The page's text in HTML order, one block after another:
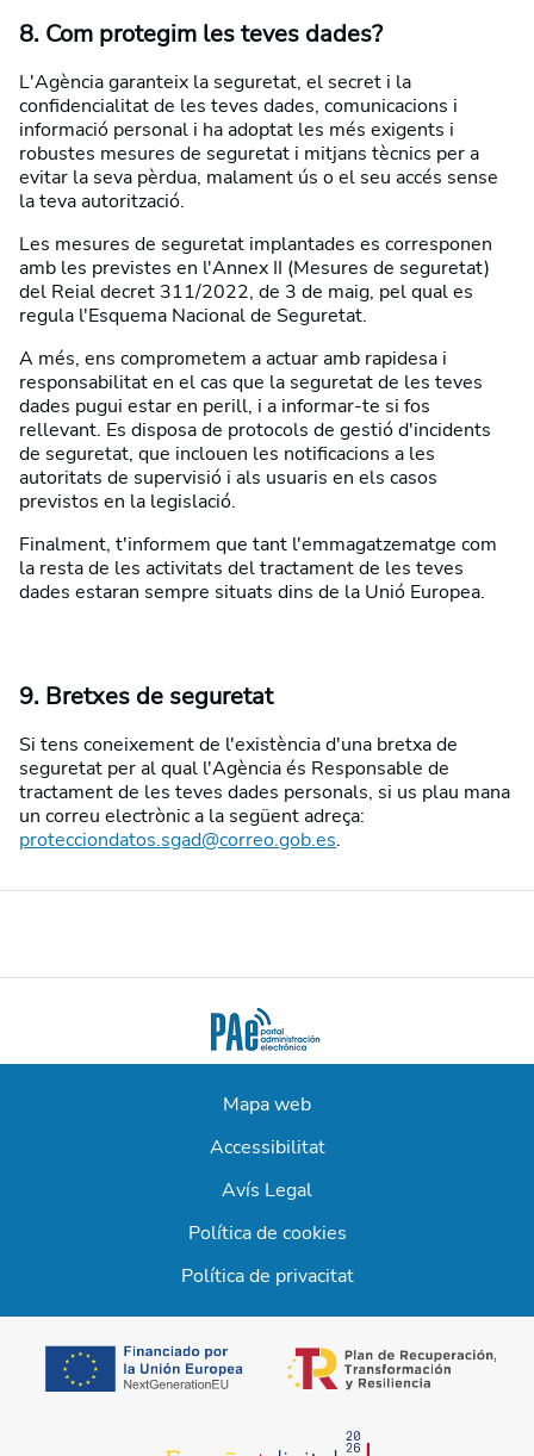
8. Com protegim les teves dades?
L'Agència garanteix la seguretat, el secret i la
confidencialitat de les teves dades, comunicacions i
informació personal i ha adoptat les més exigents i
robustes mesures de seguretat i mitjans tècnics per a
evitar la seva pèrdua, malament ús o el seu accés sense
la teva autorització.
Les mesures de seguretat implantades es corresponen
amb les previstes en l'Annex II (Mesures de seguretat)
del Reial decret 311/2022, de 3 de maig, pel qual es
regula l'Esquema Nacional de Seguretat.
A més, ens comprometem a actuar amb rapidesa i
responsabilitat en el cas que la seguretat de les teves
dades pugui estar en perill, i a informar-te si fos
rellevant. Es disposa de protocols de gestió d'incidents
de seguretat, que inclouen les notificacions a les
autoritats de supervisió i als usuaris en els casos
previstos en la legislació.
Finalment, t'informem que tant l'emmagatzematge com
la resta de les activitats del tractament de les teves
dades estaran sempre situats dins de la Unió Europea.
9. Bretxes de seguretat
Si tens coneixement de l'existència d'una bretxa de
seguretat per al qual l'Agència és Responsable de
tractament de les teves dades personals, si us plau mana
un correu electrònic a la següent adreça:
protecciondatos.sgad@correo.gob.es.
Mapa web
Accessibilitat
Avís Legal
Política de cookies
Política de privacitat
opens in a new
opens in a new tab